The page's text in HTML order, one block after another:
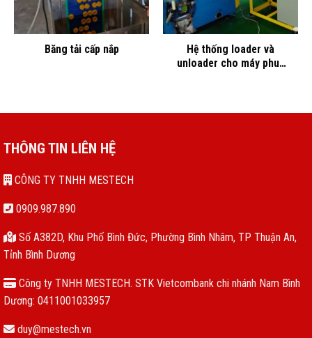
Băng tải cấp nắp
Hệ thống loader và
unloader cho máy phun
THÔNG TIN LIÊN HỆ
CÔNG TY TNHH MESTECH
0909.987.890
Số A382D, Khu Phố Bình Đức, Phường Bình Nhâm, TP Thuận An,
Tỉnh Bình Dương
Công ty TNHH MESTECH. STK Vietcombank chi nhánh Nam Bình
Dương: 0411001033957
duy@mestech.vn